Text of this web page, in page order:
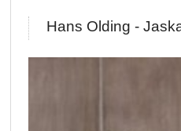
Hans Olding -